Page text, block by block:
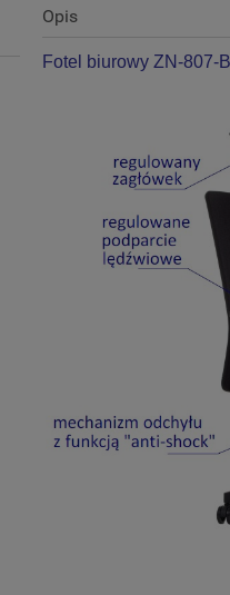
Krzesło
Arm Chrome
1
Opis
Fotel biurowy ZN-807-